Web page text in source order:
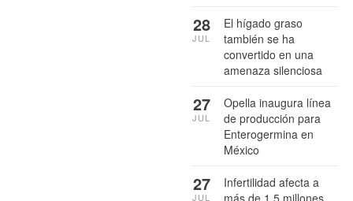
El hígado graso
también se ha
convertido en una
amenaza silenciosa
28
JUL
Opella inaugura línea
de producción para
Enterogermina en
México
27
JUL
Infertilidad afecta a
27
JUL